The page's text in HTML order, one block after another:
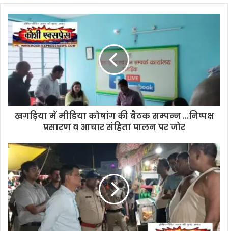
में
पंचायती
मंत्री
दीपक
प्रकाश
भव्य
कार्यकर्ताओं
खगड़िया में मीडिया कोषांग की बैठक सम्पन्न ...निष्पक्ष
प्रसारण व आचार संहिता पालन पर जोर